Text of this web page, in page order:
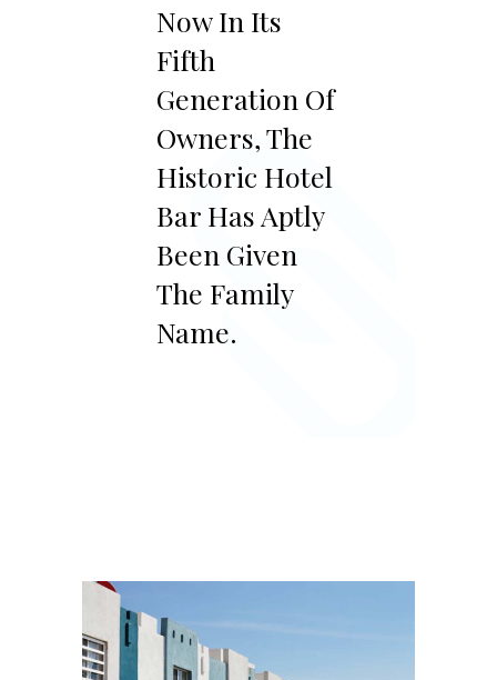
Now In Its
Fifth
Generation Of
Owners, The
Historic Hotel
Bar Has Aptly
Been Given
The Family
Name.